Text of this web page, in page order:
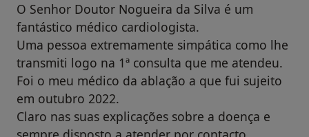
O Senhor Doutor Nogueira da Silva é um
fantástico médico cardiologista.
Uma pessoa extremamente simpática como lhe
transmiti logo na 1ª consulta que me atendeu.
Foi o meu médico da ablação a que fui sujeito
em outubro 2022.
Claro nas suas explicações sobre a doença e